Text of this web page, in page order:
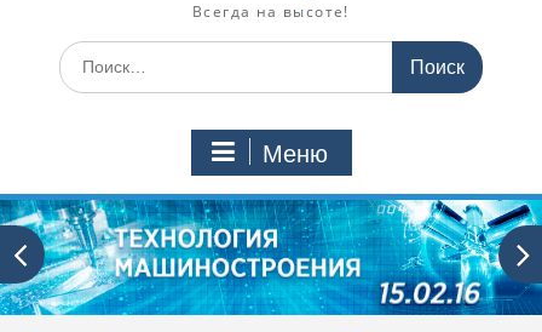
Всегда на высоте!
Искать:
Меню